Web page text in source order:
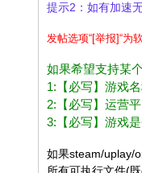
娱
乐
软
学
提示2：如有加速
发帖选项“[举报]“为
如果希望支持某
1:【必写】游戏
2:【必写】运营
3:【必写】游戏
如果steam/uplay/